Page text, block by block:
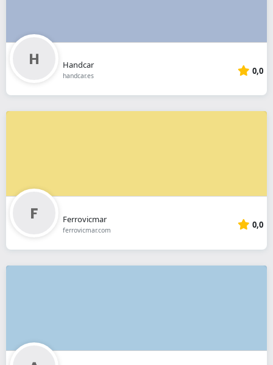
Handcar
handcar.es 0,0
Ferrovicmar
ferrovicmar.com 0,0